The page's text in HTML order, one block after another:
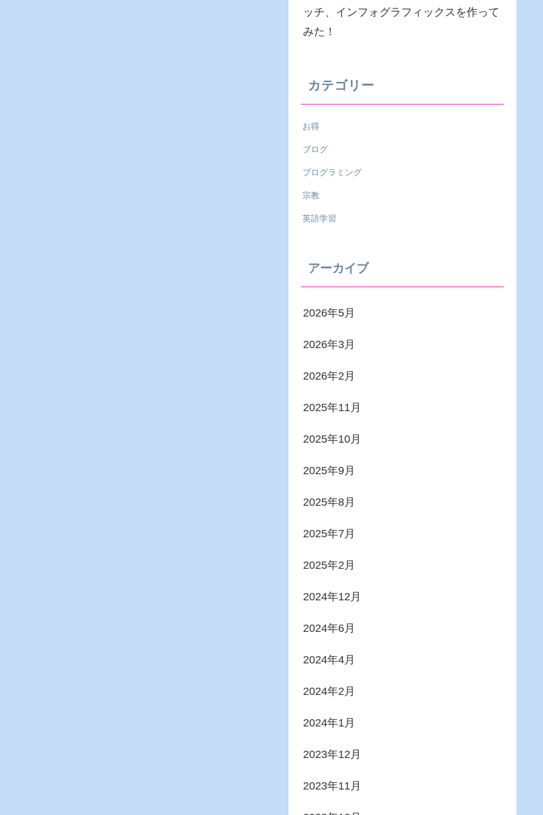
ッチ、インフォグラフィックスを作って
みた！
カテゴリー
お得
ブログ
プログラミング
宗教
英語学習
アーカイブ
2026年5月
2026年3月
2026年2月
2025年11月
2025年10月
2025年9月
2025年8月
2025年7月
2025年2月
2024年12月
2024年6月
2024年4月
2024年2月
2024年1月
2023年12月
2023年11月